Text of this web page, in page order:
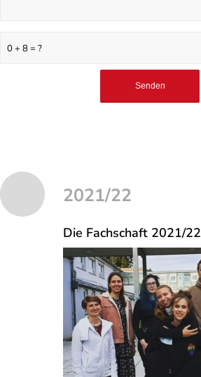
0 + 8 = ?
2021/22
Die Fachschaft 2021/22